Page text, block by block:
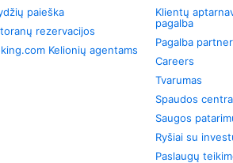
paieška
rezervacijos
Kelionių agentams
Klientų
pagalba
Pagalba
Careers
Tvarumas
Spaudos
Saugos
Ryšiai su
Paslaugų